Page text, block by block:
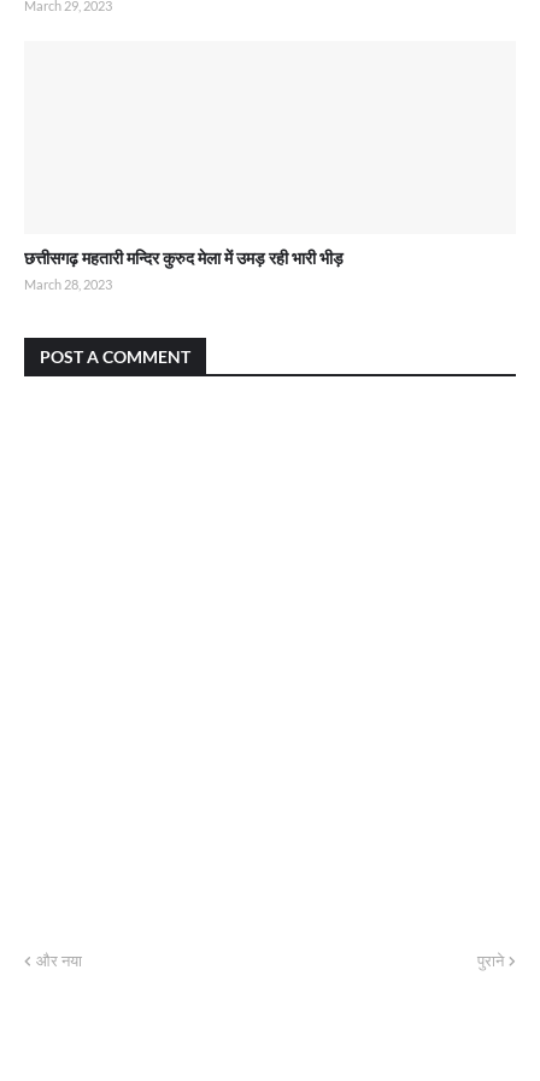
March 29, 2023
छत्तीसगढ़ महतारी मन्दिर कुरुद मेला में उमड़ रही भारी भीड़
March 28, 2023
POST A COMMENT
और नया पुराने